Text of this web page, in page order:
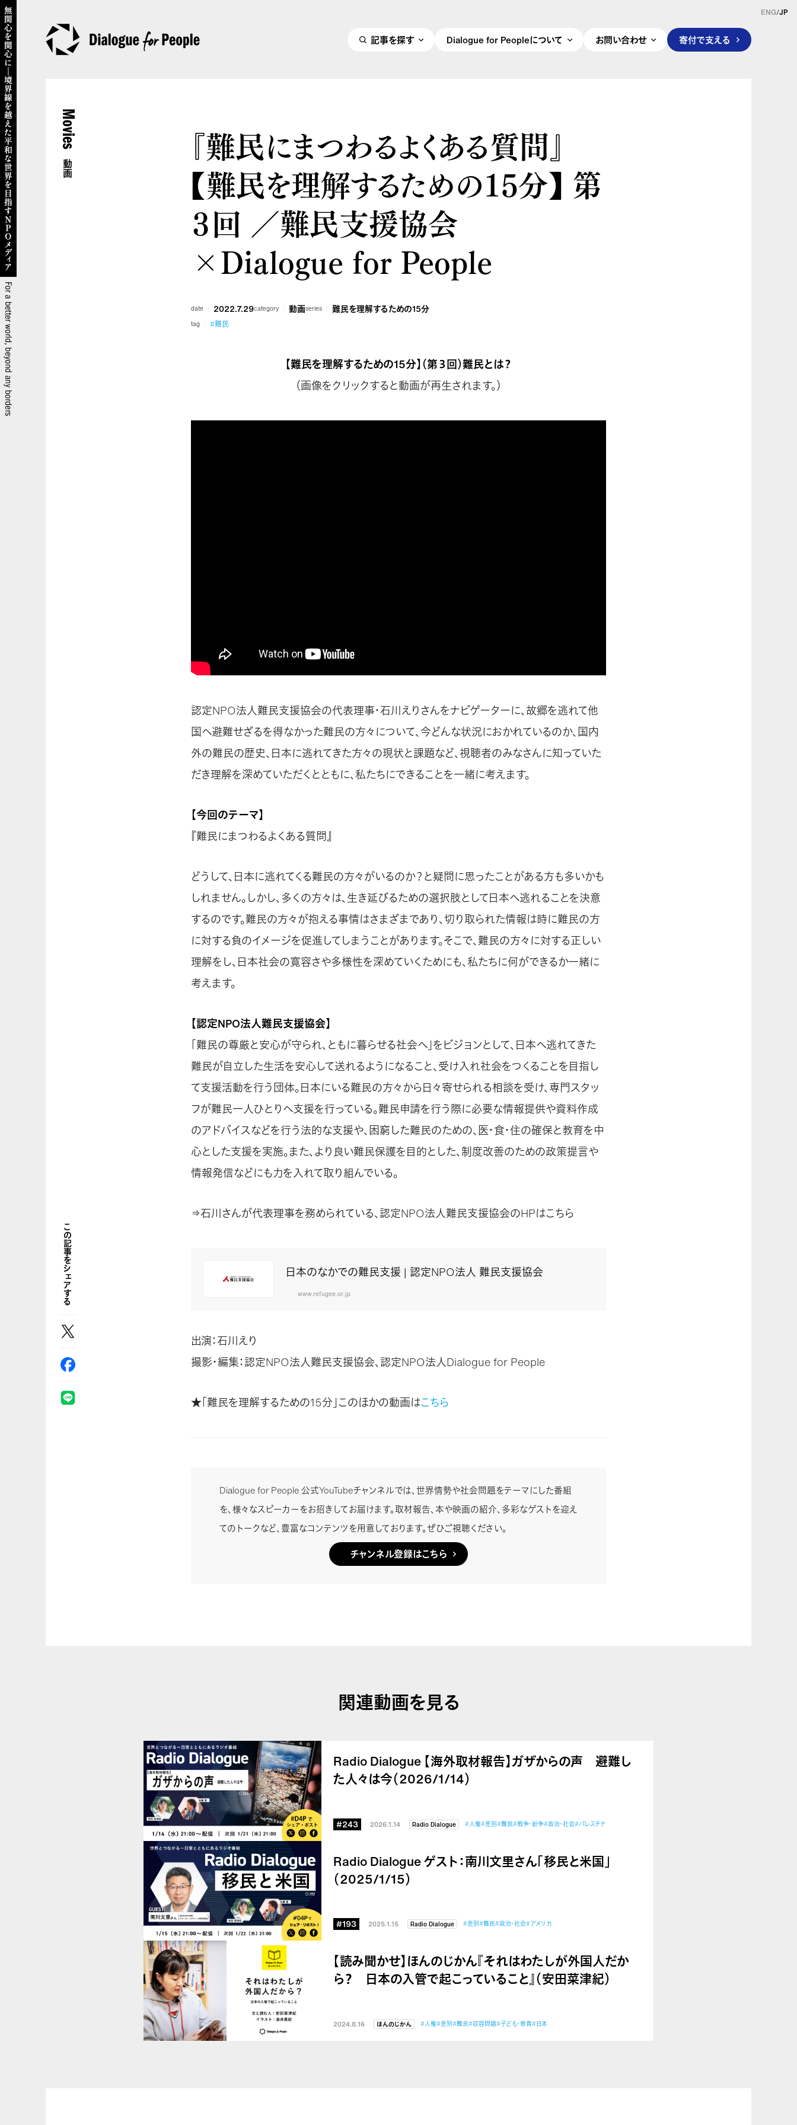
記事を探す Dialogue for Peopleについて お問い合わせ 寄付で支える
ENG/JP
Movies
動画 『難民にまつわるよくある質問』
【難民を理解するための15分】 第
３回 ／難民支援協会
×Dialogue for People
date 2022.7.29category 動画series 難民を理解するための15分
tag #難民
【難民を理解するための15分】（第３回）難民とは？
（画像をクリックすると動画が再生されます。）
<
認定NPO法人難民支援協会の代表理事・石川えりさんをナビゲーターに、故郷を逃れて他
国へ避難せざるを得なかった難民の方々について、今どんな状況におかれているのか、国内
外の難民の歴史、日本に逃れてきた方々の現状と課題など、視聴者のみなさんに知っていた
だき理解を深めていただくとともに、私たちにできることを一緒に考えます。
【今回のテーマ】
『難民にまつわるよくある質問』
どうして、日本に逃れてくる難民の方々がいるのか？と疑問に思ったことがある方も多いかも
しれません。しかし、多くの方々は、生き延びるための選択肢として日本へ逃れることを決意
するのです。難民の方々が抱える事情はさまざまであり、切り取られた情報は時に難民の方
に対する負のイメージを促進してしまうことがあります。そこで、難民の方々に対する正しい
理解をし、日本社会の寛容さや多様性を深めていくためにも、私たちに何ができるか一緒に
考えます。
【認定NPO法人難民支援協会】
「難民の尊厳と安心が守られ、ともに暮らせる社会へ」をビジョンとして、日本へ逃れてきた
難民が自立した生活を安心して送れるようになること、受け入れ社会をつくることを目指し
て支援活動を行う団体。日本にいる難民の方々から日々寄せられる相談を受け、専門スタッ
フが難民一人ひとりへ支援を行っている。難民申請を行う際に必要な情報提供や資料作成
のアドバイスなどを行う法的な支援や、困窮した難民のための、医・食・住の確保と教育を中
心とした支援を実施。また、より良い難民保護を目的とした、制度改善のための政策提言や
情報発信などにも力を入れて取り組んでいる。
⇒石川さんが代表理事を務められている、認定NPO法人難民支援協会のHPはこちら
日本のなかでの難民支援 | 認定NPO法人 難民支援協会
www.refugee.or.jp
出演：石川えり
撮影・編集：認定NPO法人難民支援協会、認定NPO法人Dialogue for People
★「難民を理解するための15分」このほかの動画はこちら
Dialogue for People 公式YouTubeチャンネルでは、世界情勢や社会問題をテーマにした番組
を、様々なスピーカーをお招きしてお届けます。取材報告、本や映画の紹介、多彩なゲストを迎え
てのトークなど、豊富なコンテンツを用意しております。ぜひご視聴ください。
チャンネル登録はこちら
この記事をシェアする
関連動画を見る
Radio Dialogue 【海外取材報告】ガザからの声 避難し
た人々は今（2026/1/14）
#243 2026.1.14 Radio Dialogue #人権#差別#難民#戦争・紛争#政治・社会#パレスチナ
Radio Dialogue ゲスト：南川文里さん「移民と米国」
（2025/1/15）
#193 2025.1.15 Radio Dialogue #差別#難民#政治・社会#アメリカ
【読み聞かせ】ほんのじかん『それはわたしが外国人だか
ら？ 日本の入管で起こっていること』（安田菜津紀）
2024.8.16 ほんのじかん #人権#差別#難民#収容問題#子ども・教育#日本